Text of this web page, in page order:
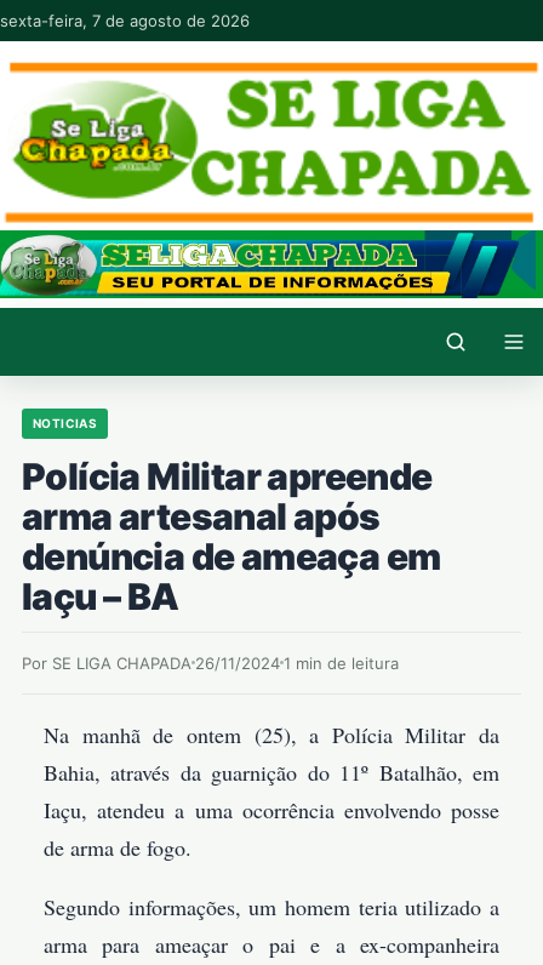
Pular para o conteúdo
sexta-feira, 7 de agosto de 2026
NOTICIAS
Polícia Militar apreende
arma artesanal após
denúncia de ameaça em
Iaçu – BA
Por SE LIGA CHAPADA 26/11/20241 min de leitura
Na manhã de ontem (25), a Polícia Militar da
Bahia, através da guarnição do 11º Batalhão, em
Iaçu, atendeu a uma ocorrência envolvendo posse
de arma de fogo.
Segundo informações, um homem teria utilizado a
arma para ameaçar o pai e a ex-companheira